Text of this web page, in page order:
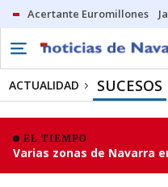
Acertante Euromillones
ACTUALIDAD SUCESOS
EL TIEMPO
Varias zonas de Navarra